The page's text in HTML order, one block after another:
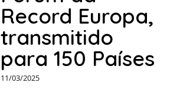
Record Europa,
transmitido
para 150 Países
11/03/2025